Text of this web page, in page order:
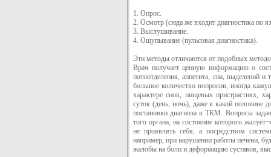
1. Опрос.
2. Осмотр (сюда же входит диагностика по
3. Выслушивание.
4. Ощупывание (пульсовая диагностика).
Эти методы отличаются от подобных
Врач получает ценную информацию о
потоотделения, аппетита, сна, выделений и
большое количество вопросов, иногда
характере снов, пищевых пристрастиях,
суток (день, ночь), даже в какой половине
постановки диагноза в ТКМ. Вопросы
того органа, на состояние которого
не проявлять себя, а посредством
например, при нарушении работы печени,
жалобы на боли и деформацию суставов,